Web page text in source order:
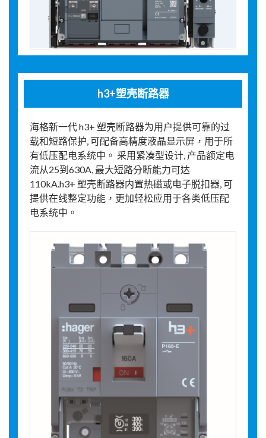
h3+塑壳断路器
海格新一代 h3+ 塑壳断路器为用户提供可靠的过
载和短路保护, 可配备高精度液晶显示屏，用于所
有低压配电系统中。 采用紧凑型设计, 产品额定电
流从25到630A, 最大短路分断能力可达
110kA.h3+ 塑壳断路器内置热磁或电子脱扣器, 可
提供在线整定功能，更加轻松应用于各类低压配
电系统中。